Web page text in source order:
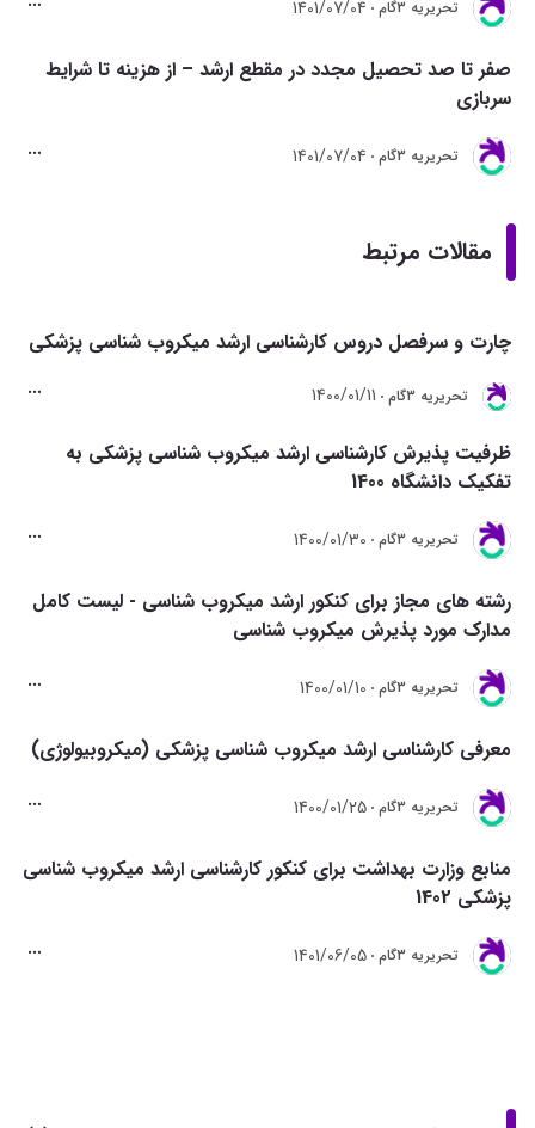
تحريريه 3گام 1401/07/04
صفر تا صد تحصیل مجدد در مقطع ارشد – از هزینه تا شرایط
سربازی
تحريريه 3گام 1401/07/04
مقالات مرتبط
چارت و سرفصل دروس کارشناسی ارشد میکروب شناسی پزشکی
تحريريه 3گام 1400/01/11
ظرفیت پذیرش کارشناسی ارشد میکروب شناسی پزشکی به
تفکیک دانشگاه 1400
تحريريه 3گام 1400/01/30
رشته های مجاز برای کنکور ارشد میکروب شناسی - لیست کامل
مدارک مورد پذیرش میکروب شناسی
تحريريه 3گام 1400/01/10
معرفی کارشناسی ارشد میکروب شناسی پزشکی (میکروبیولوژی)
تحريريه 3گام 1400/01/25
منابع وزارت بهداشت برای کنکور کارشناسی ارشد میکروب شناسی
پزشکی 1402
تحريريه 3گام 1401/06/05